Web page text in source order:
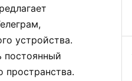
устройства.
постоянный
пространства.